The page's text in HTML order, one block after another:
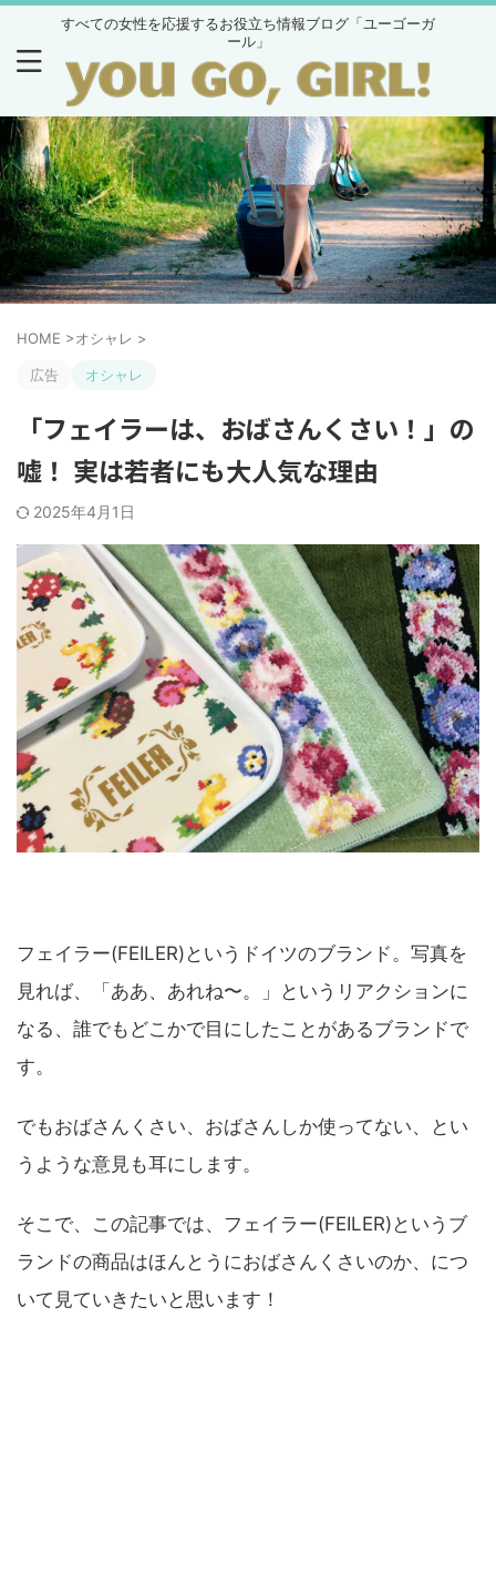
すべての女性を応援するお役立ち情報ブログ「ユーゴーガ
ール」
HOME >オシャレ >
広告 オシャレ
「フェイラーは、おばさんくさい！」の
嘘！ 実は若者にも大人気な理由
2025年4月1日
フェイラー(FEILER)というドイツのブランド。写真を
見れば、「ああ、あれね〜。」というリアクションに
なる、誰でもどこかで目にしたことがあるブランドで
す。
でもおばさんくさい、おばさんしか使ってない、とい
うような意見も耳にします。
そこで、この記事では、フェイラー(FEILER)というブ
ランドの商品はほんとうにおばさんくさいのか、につ
いて見ていきたいと思います！